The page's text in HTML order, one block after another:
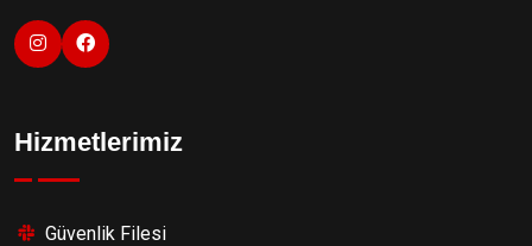
Hizmetlerimiz
Güvenlik Filesi